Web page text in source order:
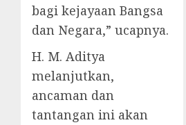
bagi kejayaan Bangsa
dan Negara,” ucapnya.
H. M. Aditya
melanjutkan,
ancaman dan
tantangan ini akan